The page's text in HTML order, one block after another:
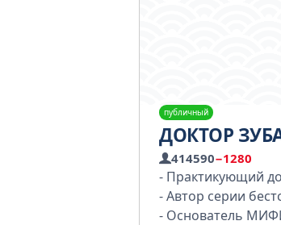
публичный
ДОКТОР
414590−1280
- Практикующий
- Автор серии
- Основатель